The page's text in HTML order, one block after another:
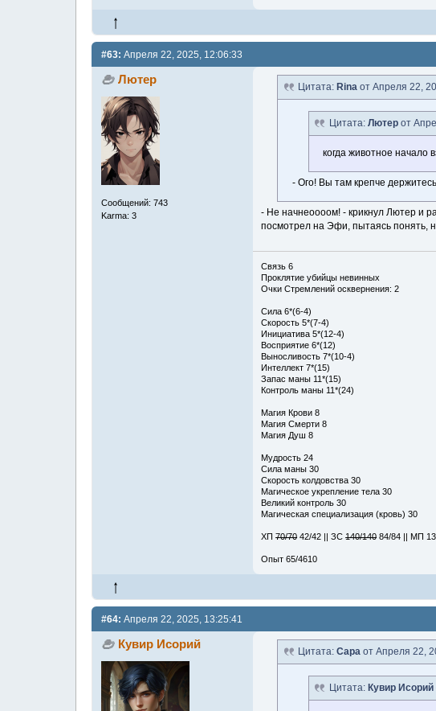
#63: Апреля 22, 2025, 12:06:33
Лютер
Сообщений: 743
Karma: 3
Цитата: Rina от Апреля 22,
Цитата: Лютерот
когда животное начало
- Ого! Вы там крепче
- Не начнеоооом! - крикнул Лютер и
посмотрел на Эфи, пытаясь понять,
Связь 6
Проклятие убийцы невинных
Очки Стремлений осквернения: 2
Сила 6*(6-4)
Скорость 5*(7-4)
Инициатива 5*(12-4)
Восприятие 6*(12)
Выносливость 7*(10-4)
Интеллект 7*(15)
Запас маны 11*(15)
Контроль маны 11*(24)
Магия Крови 8
Магия Смерти 8
Магия Душ 8
Мудрость 24
Сила маны 30
Скорость колдовства 30
Магическое укрепление тела 30
Великий контроль 30
Магическая специализация (кровь) 30
ХП70/70 42/42 || ЗС140/140 84/84 || МП
Опыт 65/4610
#64: Апреля 22, 2025, 13:25:41
Кувир Исорий
Цитата:Сара от Апреля 22,
Цитата: Кувир Исорий